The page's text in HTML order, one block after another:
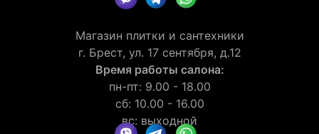
Магазин плитки и сантехники
г. Брест, ул. 17 сентября, д.12
Время работы салона:
пн-пт: 9.00 - 18.00
сб: 10.00 - 16.00
вс: выходной